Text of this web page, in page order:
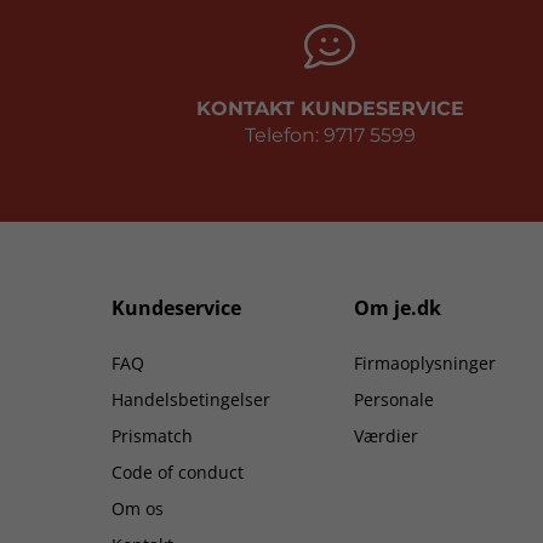
KONTAKT KUNDESERVICE
Telefon: 9717 5599
Kundeservice
FAQ
Handelsbetingelser
Prismatch
Code of conduct
Om os
Om je.dk
Firmaoplysninger
Personale
Værdier